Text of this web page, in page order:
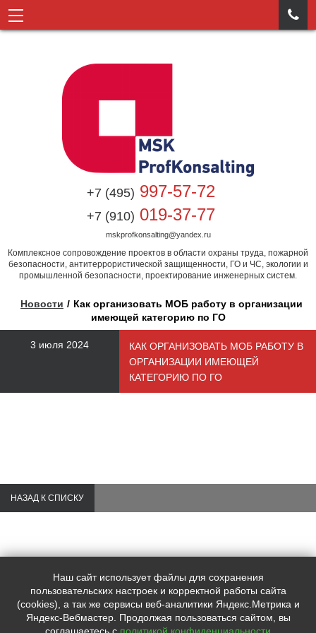

+7 (495) 997-57-72
+7 (910) 019-37-77
mskprofkonsalting@yandex.ru
Комплексное сопровождение проектов в области охраны труда, пожарной
безопасности, антитеррористической защищенности, ГО и ЧС, экологии и
промышленной безопасности, проектирование инженерных систем.
Новости
Как организовать МОБ работу в организации
имеющей категорию по ГО
3 июля 2024
КАК ОРГАНИЗОВАТЬ МОБ РАБОТУ В
ОРГАНИЗАЦИИ ИМЕЮЩЕЙ
КАТЕГОРИЮ ПО ГО
НАЗАД К СПИСКУ
Контакты:
+7 (495)997-57-72
+7 (910)019-37-77
mskprofkonsalting@yandex.ru
Наш сайт использует файлы для сохранения
пользовательских настроек и корректной работы сайта
(cookies), а так же сервисы веб-аналитики Яндекс.Метрика и
Яндекс-Вебмастер. Продолжая пользоваться сайтом, вы